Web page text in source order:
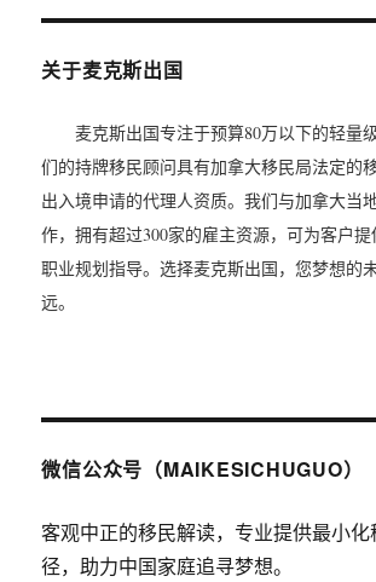
关于麦克斯出国
麦克斯出国专注于预算80万以下的轻量
们的持牌移民顾问具有加拿大移民局法定的
出入境申请的代理人资质。我们与加拿大当
作，拥有超过300家的雇主资源，可为客户
职业规划指导。选择麦克斯出国，您梦想的
远。
微信公众号（MAIKESICHUGUO）
客观中正的移民解读，专业提供最小
径，助力中国家庭追寻梦想。